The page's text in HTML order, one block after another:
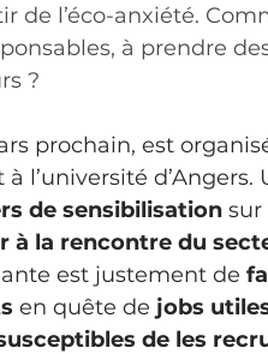
de l’éco-anxiété.
à prendre
?
prochain, est
l’université d’Angers.
de sensibilisation sur
à la rencontre du
est justement de
en quête de jobs
de les